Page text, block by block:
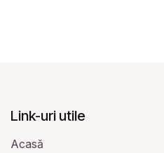
Link-uri utile
Acasă